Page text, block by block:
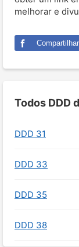
melhorar e
Compartilhar
Todos DDD
DDD 31
DDD 33
DDD 35
DDD 38